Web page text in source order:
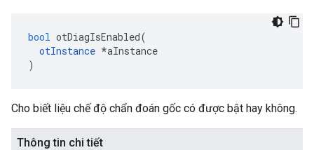
bool otDiagIsEnabled(
otInstance *aInstance
)
Cho biết liệu chế độ chẩn đoán gốc có được bật hay không.
Thông tin chi tiết